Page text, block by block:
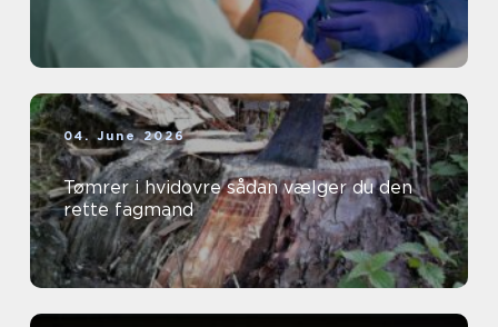
04. June 2026
Tømrer i hvidovre sådan vælger du den
rette fagmand